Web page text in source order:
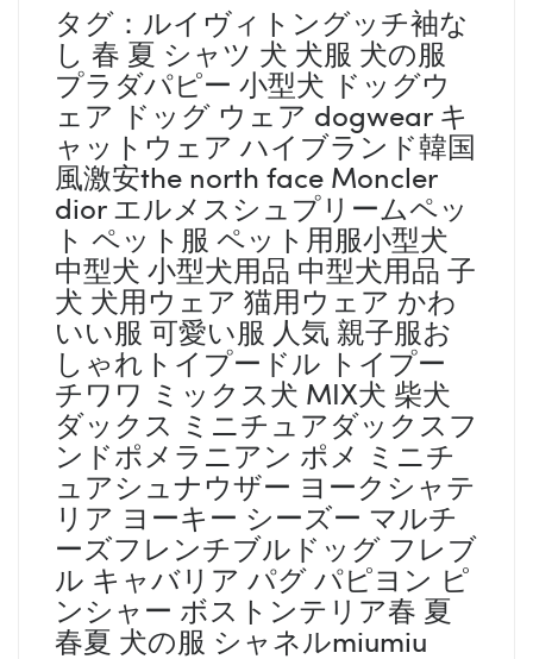
タグ：ルイヴィトングッチ袖な
し 春 夏 シャツ 犬 犬服 犬の服
プラダパピー 小型犬 ドッグウ
ェア ドッグ ウェア dogwear キ
ャットウェア ハイブランド韓国
風激安the north face Moncler
dior エルメスシュプリームペッ
ト ペット服 ペット用服小型犬
中型犬 小型犬用品 中型犬用品 子
犬 犬用ウェア 猫用ウェア かわ
いい服 可愛い服 人気 親子服お
しゃれトイプードル トイプー
チワワ ミックス犬 MIX犬 柴犬
ダックス ミニチュアダックスフ
ンドポメラニアン ポメ ミニチ
ュアシュナウザー ヨークシャテ
リア ヨーキー シーズー マルチ
ーズフレンチブルドッグ フレブ
ル キャバリア パグ パピヨン ピ
ンシャー ボストンテリア春 夏
春夏 犬の服 シャネルmiumiu